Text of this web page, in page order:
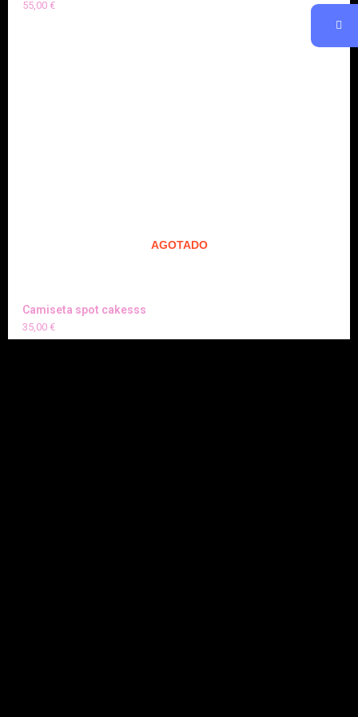
55,00 €
AGOTADO
Camiseta spot cakesss
35,00 €